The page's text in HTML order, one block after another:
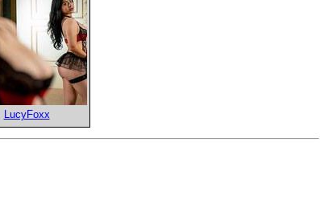
LucyFoxx